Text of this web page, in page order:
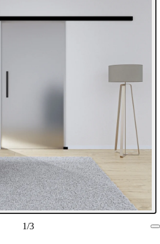
1/3